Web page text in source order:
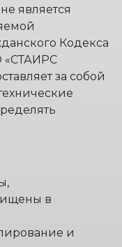
является
Кодекса
«СТАИРС
за собой
в
и